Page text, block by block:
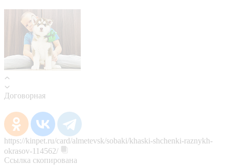
Договорная
https://kinpet.ru/card/almetevsk/sobaki/khaski-shchenki-raznykh-
okrasov-114562/
Ссылка скопирована